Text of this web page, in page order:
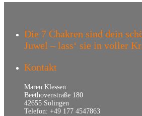
Die 7 Chakren sind dein
Juwel – lass‘ sie in voller
Kontakt
Maren Klessen
Beethovenstraße 180
42655 Solingen
Telefon: +49 177 4547863